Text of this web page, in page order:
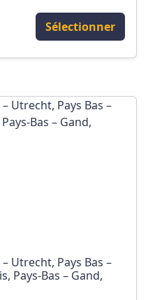
Sélectionner
Utrecht, Pays Bas –
Pays-Bas – Gand,